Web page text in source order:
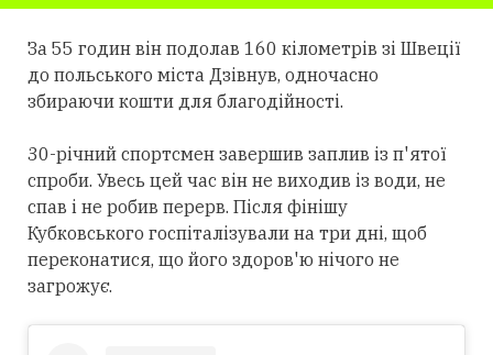
За 55 годин він подолав 160 кілометрів зі Швеції
до польського міста Дзівнув, одночасно
збираючи кошти для благодійності.
30-річний спортсмен завершив заплив із п'ятої
спроби. Увесь цей час він не виходив із води, не
спав і не робив перерв. Після фінішу
Кубковського госпіталізували на три дні, щоб
переконатися, що його здоров'ю нічого не
загрожує.